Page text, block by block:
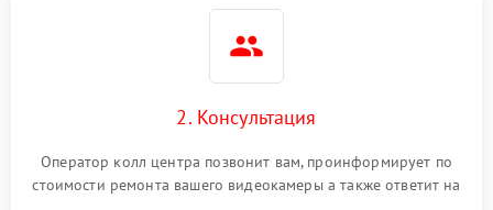
2. Консультация
Оператор колл центра позвонит вам, проинформирует по
стоимости ремонта вашего видеокамеры а также ответит на